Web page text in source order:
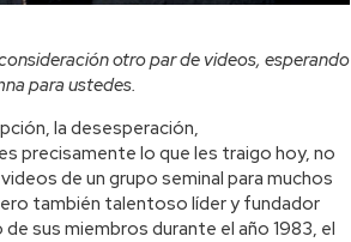
otro par de videos, esperando
para ustedes.
la desesperación,
precisamente lo que les traigo hoy, no
de un grupo seminal para muchos
también talentoso líder y fundador
sus miembros durante el año 1983, el